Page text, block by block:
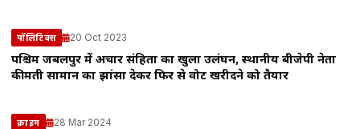
पॉलिटिक्स 20 Oct 2023
पश्चिम जबलपुर में अचार संहिता का खुला उलंघन, स्थानीय बीजेपी नेता
कीमती सामान का झांसा देकर फिर से वोट खरीदने को तैयार
क्राइम 28 Mar 2024